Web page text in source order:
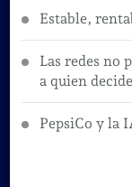
Estable,
Las redes no
a quien
PepsiCo y la